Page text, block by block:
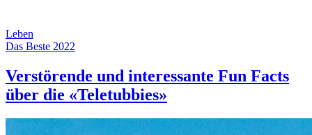
Leben
Das Beste 2022
Verstörende und interessante Fun Facts
über die «Teletubbies»